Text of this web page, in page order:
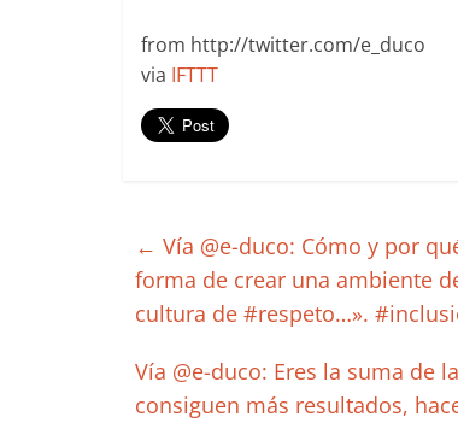
from http://twitter.com/e_duco
via IFTTT
← Vía @e-duco: Cómo y por
forma de crear una ambiente
cultura de #respeto…».
Vía @e-duco: Eres la suma de
consiguen más resultados,